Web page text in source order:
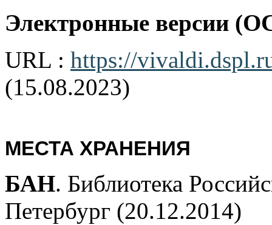
Электронные версии
URL : https://
(15.08.2023)
МЕСТА ХРАНЕНИЯ
БАН. Библиотека
Петербург (20.12.2014)